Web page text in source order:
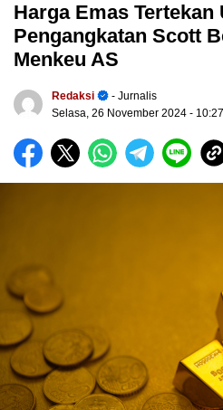
Harga Emas Tertekan
Pengangkatan Scott
Menkeu AS
Redaksi
- Jurnalis
Selasa, 26 November 2024 -